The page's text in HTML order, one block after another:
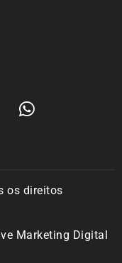
os direitos
Marketing Digital